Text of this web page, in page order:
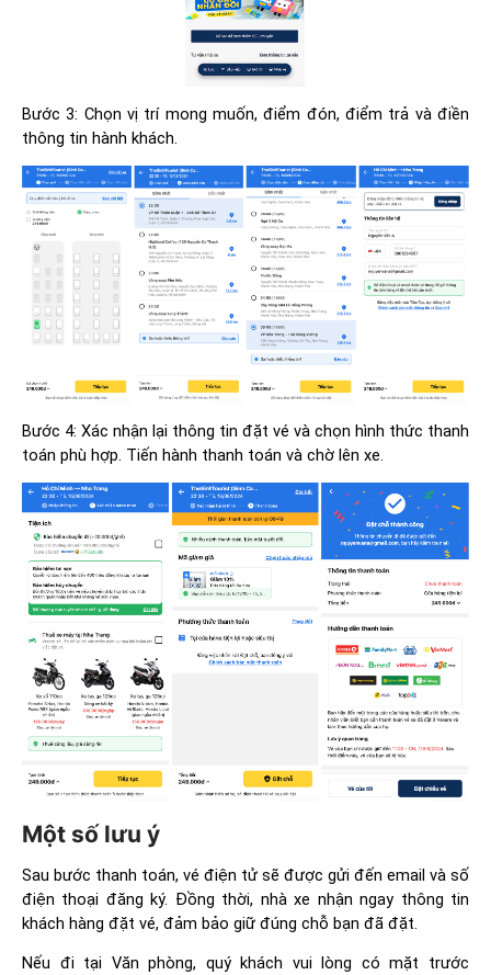
Bước 3: Chọn vị trí mong muốn, điểm đón, điểm trả và điền
thông tin hành khách.
Bước 4: Xác nhận lại thông tin đặt vé và chọn hình thức thanh
toán phù hợp. Tiến hành thanh toán và chờ lên xe.
Một số lưu ý
Sau bước thanh toán, vé điện tử sẽ được gửi đến email và số
điện thoại đăng ký. Đồng thời, nhà xe nhận ngay thông tin
khách hàng đặt vé, đảm bảo giữ đúng chỗ bạn đã đặt.
Nếu đi tại Văn phòng, quý khách vui lòng có mặt trước